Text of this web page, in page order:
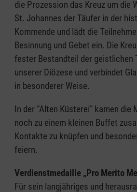
die Prozession das Kreuz um die
St. Johannes der Täufer in der
Kommende und lädt die
Besinnung und Gebet ein. Die
fester Bestandteil der geistlichen
unserer Diözese und verbindet
in besonderer Weise.
In der “Alten Küsterei” kamen die
noch zu einem kleinen Buffet
Kontakte zu knüpfen und
feiern.
Verdienstmedaille „Pro Merito
Für sein langjähriges und